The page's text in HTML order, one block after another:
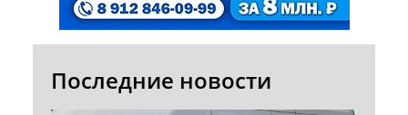
Последние новости